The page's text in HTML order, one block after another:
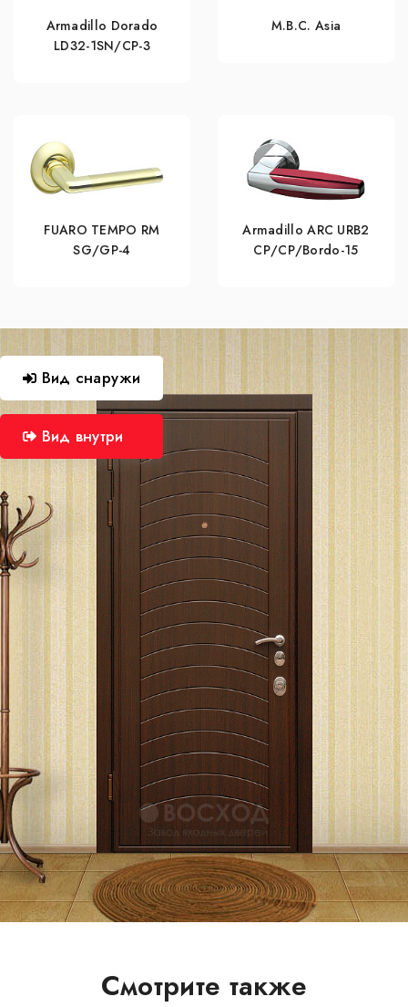
Armadillo Dorado
LD32-1SN/CP-3
M.B.C. Asia
FUARO TEMPO RM
SG/GP-4
Armadillo ARC URB2
СР/СР/Bordo-15
Вид снаружи
Вид внутри
Смотрите также